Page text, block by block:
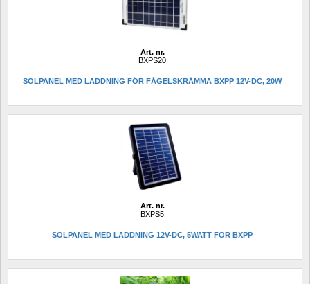
Art. nr.
BXPS20
SOLPANEL MED LADDNING FÖR FÅGELSKRÄMMA BXPP 12V-DC, 20W
Art. nr.
BXPS5
SOLPANEL MED LADDNING 12V-DC, 5WATT FÖR BXPP